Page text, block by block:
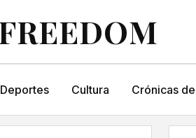
Deportes Cultura Crónicas